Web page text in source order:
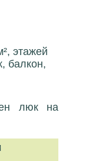
этажей
балкон,
люк на